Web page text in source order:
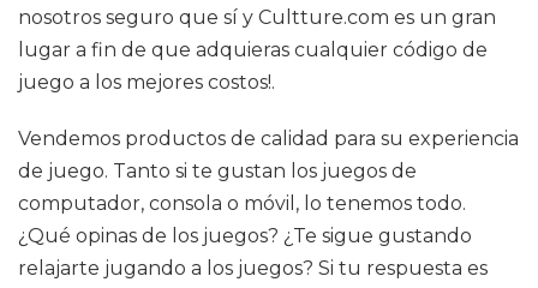
nosotros seguro que sí y Cultture.com es un gran
lugar a fin de que adquieras cualquier código de
juego a los mejores costos!.
Vendemos productos de calidad para su experiencia
de juego. Tanto si te gustan los juegos de
computador, consola o móvil, lo tenemos todo.
¿Qué opinas de los juegos? ¿Te sigue gustando
relajarte jugando a los juegos? Si tu respuesta es